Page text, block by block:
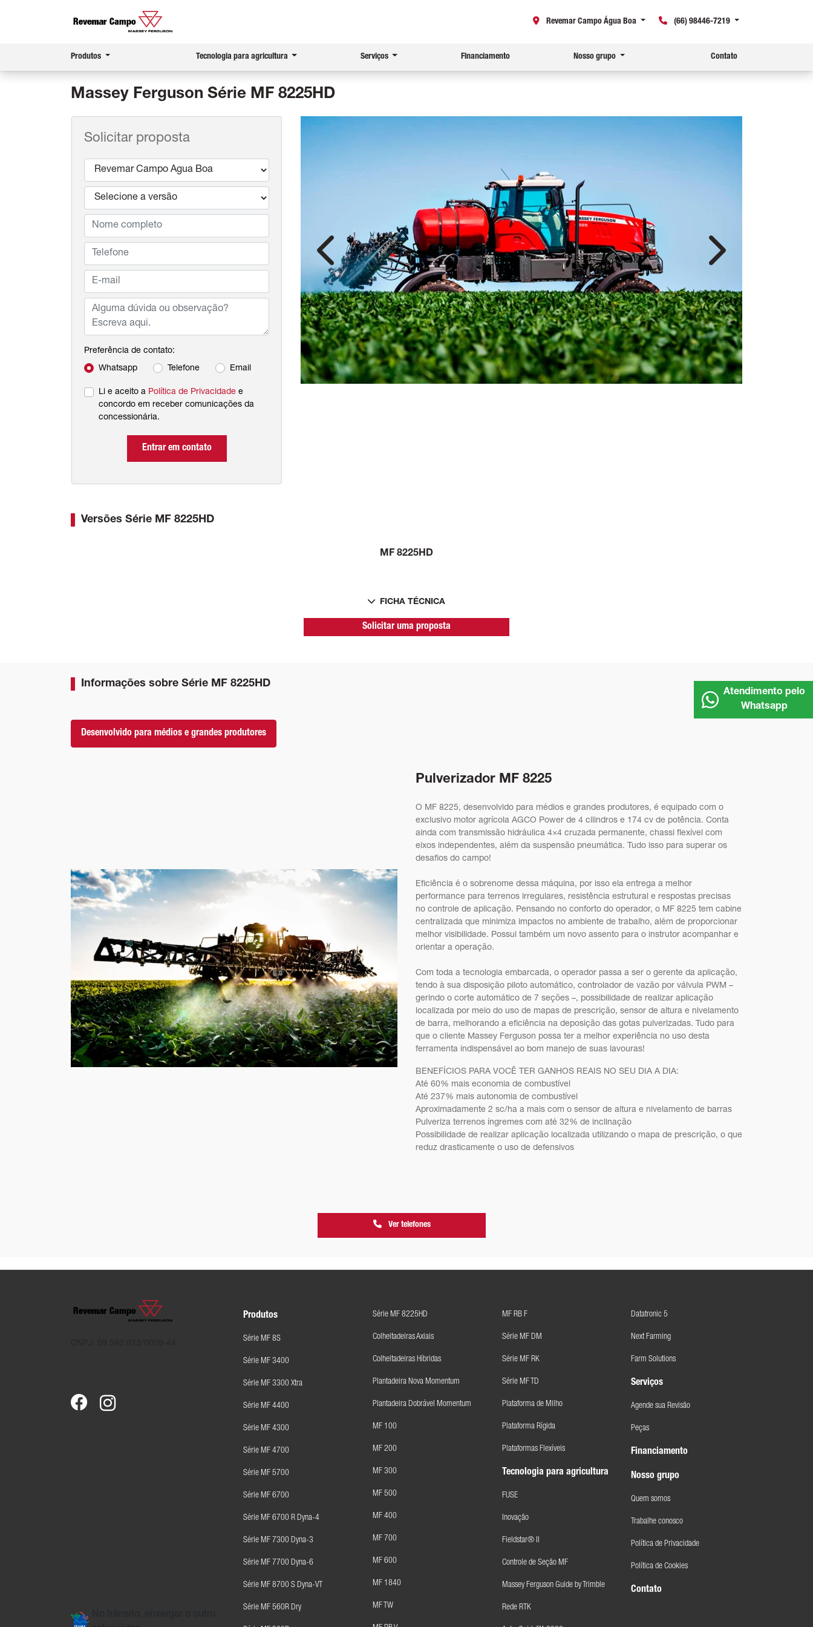
(66) 98446-7219
Revemar Campo Água Boa
Produtos Tecnologia para agricultura Serviços Financiamento Nosso grupo Contato
Massey Ferguson Série MF 8225HD
Solicitar proposta
Preferência de contato:
Whatsapp Telefone Email
Li e aceito a Política de Privacidade e
concordo em receber comunicações da
concessionária.
Entrar em contato
Anterior Próximo
Versões Série MF 8225HD
MF 8225HD
FICHA TÉCNICA
Solicitar uma proposta
Informações sobre Série MF 8225HD
Desenvolvido para médios e grandes produtores
Pulverizador MF 8225
O MF 8225, desenvolvido para médios e grandes produtores, é equipado com o
exclusivo motor agrícola AGCO Power de 4 cilindros e 174 cv de potência. Conta
ainda com transmissão hidráulica 4×4 cruzada permanente, chassi flexível com
eixos independentes, além da suspensão pneumática. Tudo isso para superar os
desafios do campo!
Eficiência é o sobrenome dessa máquina, por isso ela entrega a melhor
performance para terrenos irregulares, resistência estrutural e respostas precisas
no controle de aplicação. Pensando no conforto do operador, o MF 8225 tem cabine
centralizada que minimiza impactos no ambiente de trabalho, além de proporcionar
melhor visibilidade. Possui também um novo assento para o instrutor acompanhar e
orientar a operação.
Com toda a tecnologia embarcada, o operador passa a ser o gerente da aplicação,
tendo à sua disposição piloto automático, controlador de vazão por válvula PWM –
gerindo o corte automático de 7 seções –, possibilidade de realizar aplicação
localizada por meio do uso de mapas de prescrição, sensor de altura e nivelamento
de barra, melhorando a eficiência na deposição das gotas pulverizadas. Tudo para
que o cliente Massey Ferguson possa ter a melhor experiência no uso desta
ferramenta indispensável ao bom manejo de suas lavouras!
BENEFÍCIOS PARA VOCÊ TER GANHOS REAIS NO SEU DIA A DIA:
Até 60% mais economia de combustível
Até 237% mais autonomia de combustível
Aproximadamente 2 sc/ha a mais com o sensor de altura e nivelamento de barras
Pulveriza terrenos íngremes com até 32% de inclinação
Possibilidade de realizar aplicação localizada utilizando o mapa de prescrição, o que
reduz drasticamente o uso de defensivos
Ver telefones
Produtos
Série MF 8S
Série MF 3400
Série MF 3300 Xtra
Série MF 4400
Série MF 4300
Série MF 4700
Série MF 5700
Série MF 6700
Série MF 6700 R Dyna-4
Série MF 7300 Dyna-3
Série MF 7700 Dyna-6
Série MF 8700 S Dyna-VT
Série MF 560R Dry
Série MF 8225HD
Colheitadeiras Axiais
Colheitadeiras Híbridas
Plantadeira Nova Momentum
Plantadeira Dobrável Momentum
MF 100
MF 200
MF 300
MF 500
MF 400
MF 700
MF 600
MF 1840
MF TW
MF RB F
Série MF DM
Série MF RK
Série MF TD
Plataforma de Milho
Plataforma Rígida
Plataformas Flexíveis
Tecnologia para agricultura
FUSE
Inovação
Fieldstar® II
Controle de Seção MF
Massey Ferguson Guide by Trimble
Rede RTK
Datatronic 5
Next Farming
Farm Solutions
Serviços
Agende sua Revisão
Peças
Financiamento
Nosso grupo
Quem somos
Trabalhe conosco
Política de Privacidade
Política de Cookies
Contato
Atendimento pelo
Whatsapp